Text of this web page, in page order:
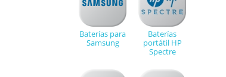
Baterías para
Samsung
Baterías
portátil HP
Spectre